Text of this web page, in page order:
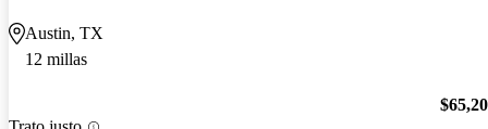
Austin, TX
12 millas